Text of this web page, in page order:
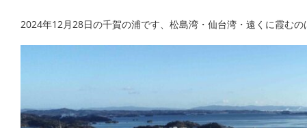
2024年12月28日の千賀の浦です、松島湾・仙台湾・遠くに霞む